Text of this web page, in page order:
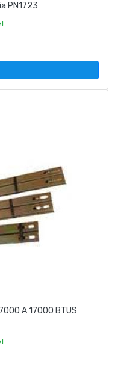
PN1723
A 17000 BTUS